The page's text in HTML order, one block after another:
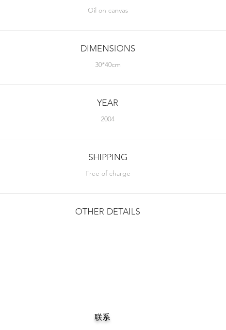
Oil on canvas
DIMENSIONS
30*40cm
YEAR
2004
SHIPPING
Free of charge
OTHER DETAILS
联系